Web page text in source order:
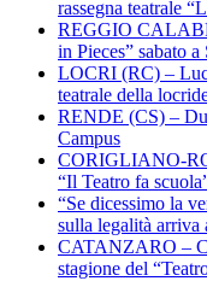
rassegna teatrale
REGGIO
in Pieces” sabato
LOCRI (RC) –
teatrale della
RENDE (CS) –
Campus
CORIGLIANO-
“Il Teatro fa
“Se dicessimo la
sulla legalità arriva
CATANZARO –
stagione del